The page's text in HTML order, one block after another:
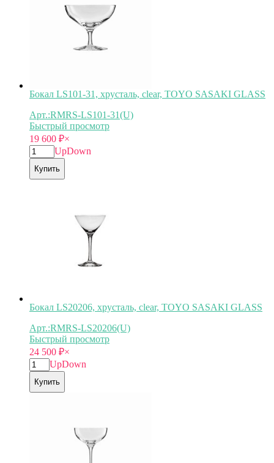
Бокал LS101-31, хрусталь, clear, TOYO SASAKI GLASS
Арт.:RMRS-LS101-31(U)
Быстрый просмотр
19 600 ₽×
UpDown
Купить
Бокал LS20206, хрусталь, clear, TOYO SASAKI GLASS
Арт.:RMRS-LS20206(U)
Быстрый просмотр
24 500 ₽×
UpDown
Купить